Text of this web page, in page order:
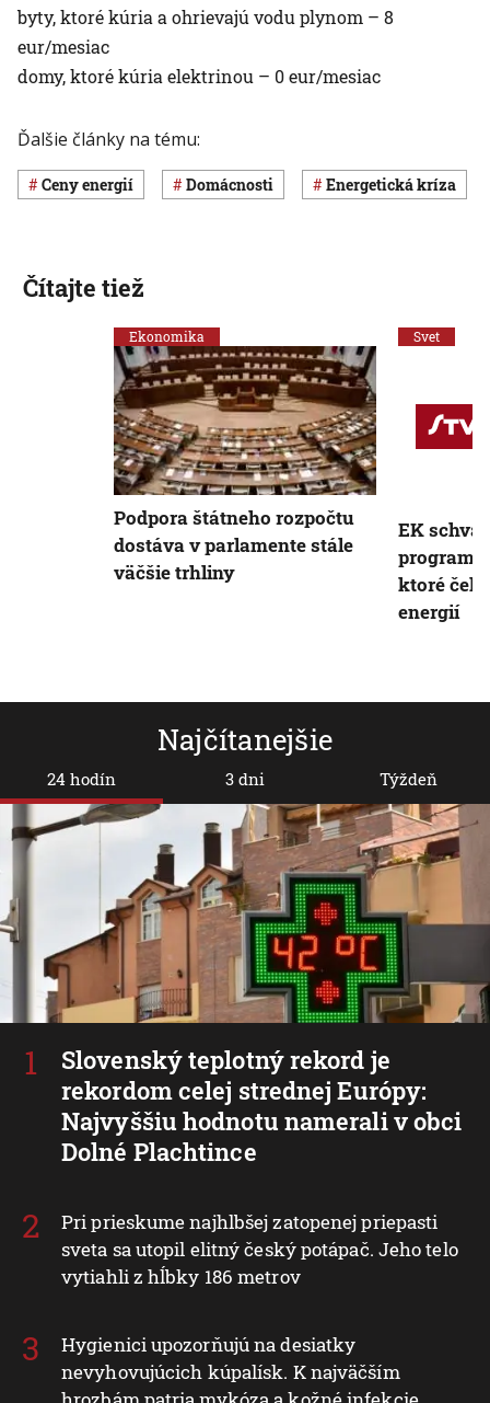
byty, ktoré kúria a ohrievajú vodu plynom – 8
eur/mesiac
domy, ktoré kúria elektrinou – 0 eur/mesiac
Ďalšie články na tému:
ceny energií domácnosti energetická kríza
Najčítanejšie
24 hodín
Slovenský teplotný rekord je
rekordom celej strednej Európy:
Najvyššiu hodnotu namerali v obci
Dolné Plachtince
Pri prieskume najhlbšej zatopenej priepasti
sveta sa utopil elitný český potápač. Jeho telo
vytiahli z hĺbky 186 metrov
Hygienici upozorňujú na desiatky
nevyhovujúcich kúpalísk. K najväčším
3 dni Týždeň
Čítajte tiež
Ekonomika
Podpora štátneho rozpočtu
dostáva v parlamente stále
väčšie trhliny
Svet
EK
program
ktoré
energií